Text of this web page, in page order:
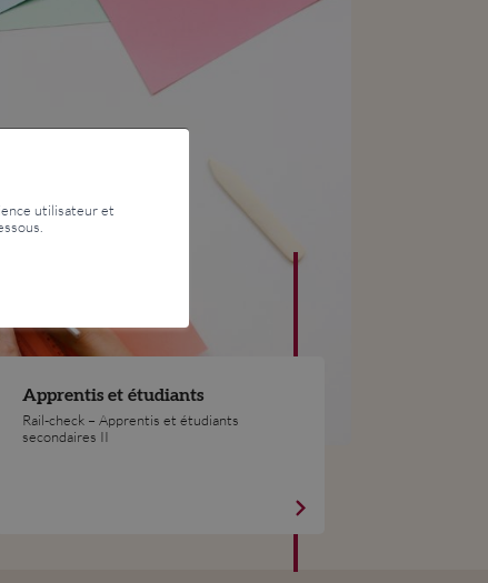
Apprentis et étudiants
Rail-check – Apprentis et étudiants
secondaires II
utilisateur et